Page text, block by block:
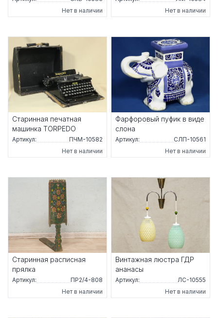
Нет в наличии
Нет в наличии
Старинная печатная
машинка TORPEDO
Артикул:
ПЧМ-10582
Нет в наличии
Фарфоровый пуфик в виде
слона
Артикул:
СЛП-10561
Нет в наличии
Старинная расписная
прялка
Артикул:
ПР2/4-808
Нет в наличии
Винтажная люстра ГДР
ананасы
Артикул:
ЛС-10555
Нет в наличии